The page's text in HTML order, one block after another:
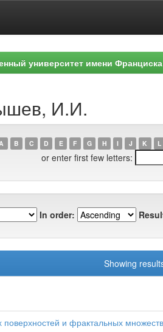
университет имени
И.И.
B C D E F G H I J K L
or enter first few letters:
In order:
Showing
и фрактальных множеств